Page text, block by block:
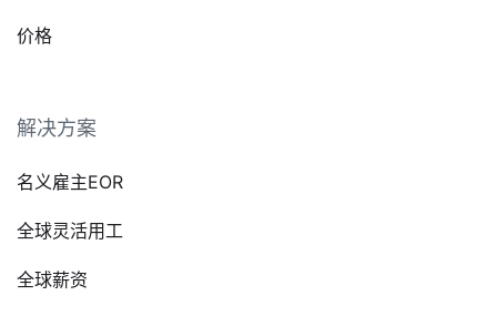
价格
解决方案
名义雇主EOR
全球灵活用工
全球薪资